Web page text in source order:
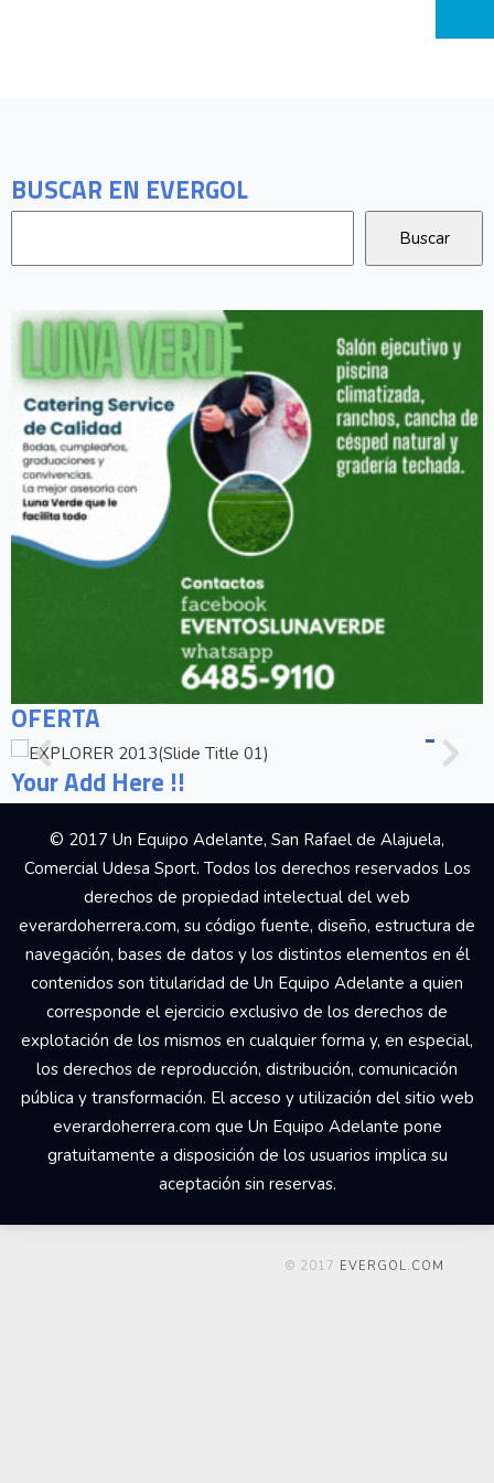
BUSCAR EN EVERGOL
OFERTA
Your Add Here !!
© 2017 Un Equipo Adelante, San Rafael de Alajuela,
Comercial Udesa Sport. Todos los derechos reservados Los
derechos de propiedad intelectual del web
everardoherrera.com, su código fuente, diseño, estructura de
navegación, bases de datos y los distintos elementos en él
contenidos son titularidad de Un Equipo Adelante a quien
corresponde el ejercicio exclusivo de los derechos de
explotación de los mismos en cualquier forma y, en especial,
los derechos de reproducción, distribución, comunicación
pública y transformación. El acceso y utilización del sitio web
everardoherrera.com que Un Equipo Adelante pone
gratuitamente a disposición de los usuarios implica su
aceptación sin reservas.
© 2017 EVERGOL.COM